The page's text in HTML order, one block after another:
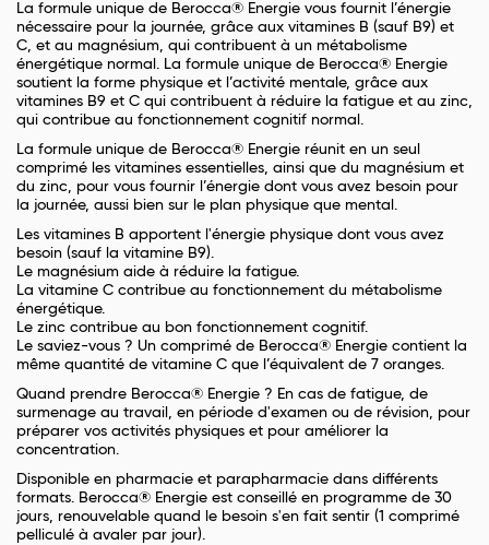
La formule unique de Berocca® Energie vous fournit l’énergie
nécessaire pour la journée, grâce aux vitamines B (sauf B9) et
C, et au magnésium, qui contribuent à un métabolisme
énergétique normal. La formule unique de Berocca® Energie
soutient la forme physique et l’activité mentale, grâce aux
vitamines B9 et C qui contribuent à réduire la fatigue et au zinc,
qui contribue au fonctionnement cognitif normal.
La formule unique de Berocca® Energie réunit en un seul
comprimé les vitamines essentielles, ainsi que du magnésium et
du zinc, pour vous fournir l’énergie dont vous avez besoin pour
la journée, aussi bien sur le plan physique que mental.
Les vitamines B apportent l'énergie physique dont vous avez
besoin (sauf la vitamine B9).
Le magnésium aide à réduire la fatigue.
La vitamine C contribue au fonctionnement du métabolisme
énergétique.
Le zinc contribue au bon fonctionnement cognitif.
Le saviez-vous ? Un comprimé de Berocca® Energie contient la
même quantité de vitamine C que l’équivalent de 7 oranges.
Quand prendre Berocca® Energie ? En cas de fatigue, de
surmenage au travail, en période d'examen ou de révision, pour
préparer vos activités physiques et pour améliorer la
concentration.
Disponible en pharmacie et parapharmacie dans différents
formats. Berocca® Energie est conseillé en programme de 30
jours, renouvelable quand le besoin s'en fait sentir (1 comprimé
pelliculé à avaler par jour).